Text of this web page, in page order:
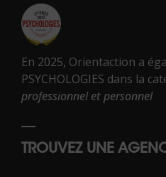
En 2025, Orientaction a
PSYCHOLOGIES dans la
professionnel et personnel
TROUVEZ UNE